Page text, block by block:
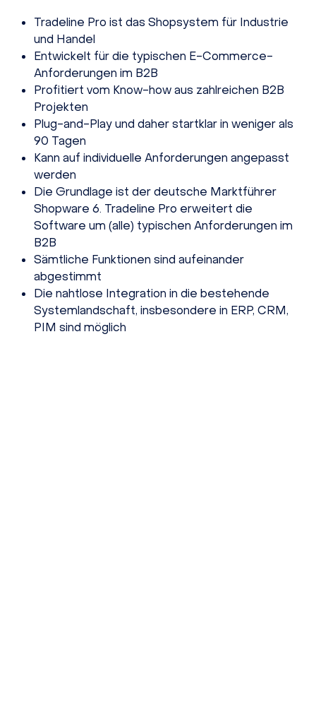
Tradeline Pro ist das Shopsystem für Industrie
und Handel
Entwickelt für die typischen E-Commerce-
Anforderungen im B2B
Profitiert vom Know-how aus zahlreichen B2B
Projekten
Plug-and-Play und daher startklar in weniger als
90 Tagen
Kann auf individuelle Anforderungen angepasst
werden
Die Grundlage ist der deutsche Marktführer
Shopware 6. Tradeline Pro erweitert die
Software um (alle) typischen Anforderungen im
B2B
Sämtliche Funktionen sind aufeinander
abgestimmt
Die nahtlose Integration in die bestehende
Systemlandschaft, insbesondere in ERP, CRM,
PIM sind möglich